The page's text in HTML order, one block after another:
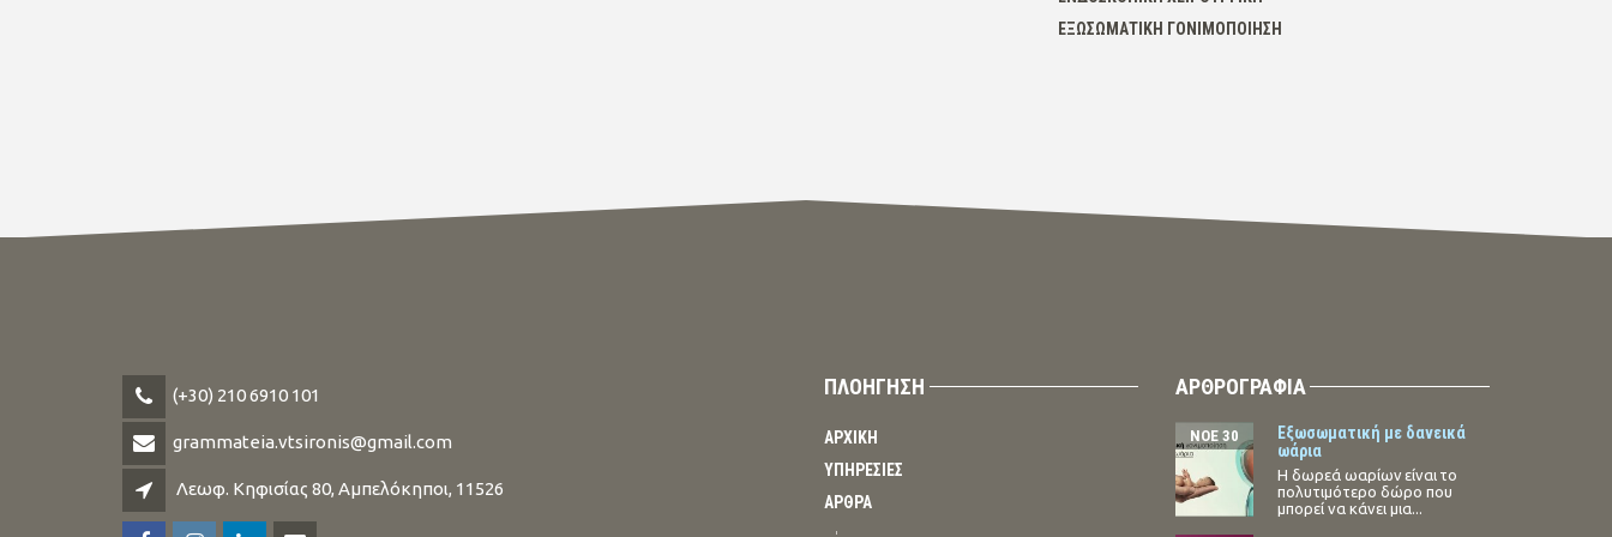
ΕΞΩΣΩΜΑΤΙΚΉ ΓΟΝΙΜΟΠΟΊΗΣΗ
(+30) 210 6910 101
grammateia.vtsironis@gmail.com
Λεωφ. Κηφισίας 80, Αμπελόκηποι, 11526
ΠΛΟΗΓΗΣΗ
ΑΡΧΙΚΗ
ΥΠΗΡΕΣΙΕΣ
ΑΡΘΡΑ
ΑΡΘΡΟΓΡΑΦΙΑ
Εξωσωματική με δανεικά
ωάρια
ΝΟΈ 30
Η δωρεά ωαρίων είναι το
πολυτιμότερο δώρο που
μπορεί να κάνει μια...